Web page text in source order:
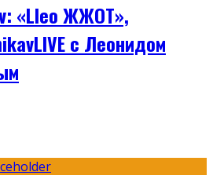
«Lleo ЖЖОТ»,
с Леонидом